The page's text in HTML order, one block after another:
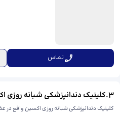
تماس
3
.کلینیک دندانپزشکی شبانه روزی
کلینیک دندانپزشکی شبانه روزی اکسین واقع در